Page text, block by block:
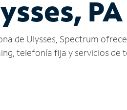
PA
de Ulysses, Spectrum
telefonía fija y servicios de